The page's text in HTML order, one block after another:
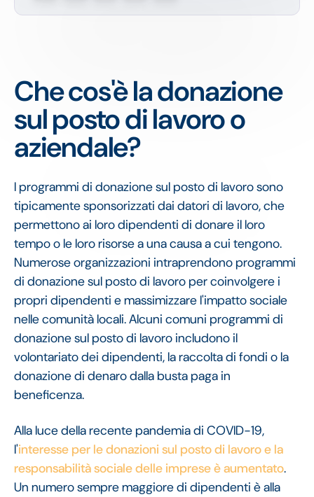
Che cos'è la donazione
sul posto di lavoro o
aziendale?
I programmi di donazione sul posto di lavoro sono
tipicamente sponsorizzati dai datori di lavoro, che
permettono ai loro dipendenti di donare il loro
tempo o le loro risorse a una causa a cui tengono.
Numerose organizzazioni intraprendono programmi
di donazione sul posto di lavoro per coinvolgere i
propri dipendenti e massimizzare l'impatto sociale
nelle comunità locali. Alcuni comuni programmi di
donazione sul posto di lavoro includono il
volontariato dei dipendenti, la raccolta di fondi o la
donazione di denaro dalla busta paga in
beneficenza.
Alla luce della recente pandemia di COVID-19,
l'interesse per le donazioni sul posto di lavoro e la
responsabilità sociale delle imprese è aumentato.
Un numero sempre maggiore di dipendenti è alla